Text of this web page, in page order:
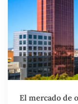
El mercado de